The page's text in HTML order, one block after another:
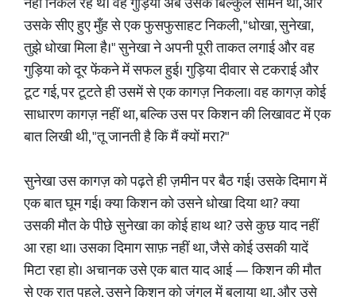
उसके सीए हुए मुँह से एक फुसफुसाहट निकली, "धोखा, सुनेखा,
तुझे धोखा मिला है।" सुनेखा ने अपनी पूरी ताकत लगाई और वह
गुड़िया को दूर फेंकने में सफल हुई। गुड़िया दीवार से टकराई और
टूट गई, पर टूटते ही उसमें से एक कागज़ निकला। वह कागज़ कोई
साधारण कागज़ नहीं था, बल्कि उस पर किशन की लिखावट में एक
बात लिखी थी, "तू जानती है कि मैं क्यों मरा?"
सुनेखा उस कागज़ को पढ़ते ही ज़मीन पर बैठ गई। उसके दिमाग में
एक बात घूम गई। क्या किशन को उसने धोखा दिया था? क्या
उसकी मौत के पीछे सुनेखा का कोई हाथ था? उसे कुछ याद नहीं
आ रहा था। उसका दिमाग साफ़ नहीं था, जैसे कोई उसकी यादें
मिटा रहा हो। अचानक उसे एक बात याद आई — किशन की मौत